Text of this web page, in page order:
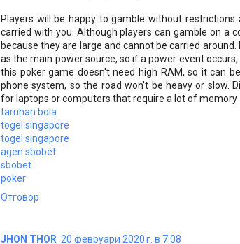
Players will be happy to gamble without restrictions
carried with you. Although players can gamble on a
because they are large and cannot be carried
as the main power source, so if a power event
this poker game doesn't need high RAM, so it can
phone system, so the road won't be heavy or slow.
for laptops or computers that require a lot of memory
taruhan bola
togel singapore
togel singapore
agen sbobet
sbobet
poker
Отговор
JHON THOR 20 февруари 2020 г. в 7:08